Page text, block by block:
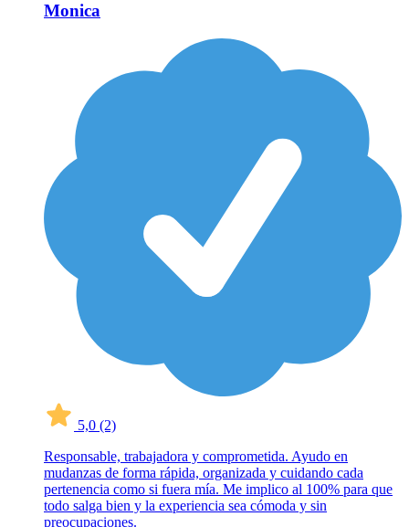
Monica
5,0 (2)
Responsable, trabajadora y comprometida. Ayudo en
mudanzas de forma rápida, organizada y cuidando cada
pertenencia como si fuera mía. Me implico al 100% para que
todo salga bien y la experiencia sea cómoda y sin
preocupaciones.